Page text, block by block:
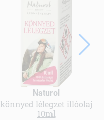
Naturol
könnyed lélegzet illóolaj
10ml